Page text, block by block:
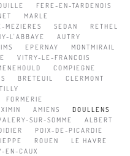
FERE-EN-TARDENOIS
MARLE
MEZIERES SEDAN
RETHEL
L'ABBAYE
AUTRY
EPERNAY
MONTMIRAIL
VITRY-LE-FRANCOIS
COMPIEGNE
BRETEUIL
CLERMONT
FORMERIE
AMIENS
DOULLENS
SUR-SOMME
ALBERT
POIX-DE-PICARDIE
ROUEN
LE HAVRE
EN-CAUX